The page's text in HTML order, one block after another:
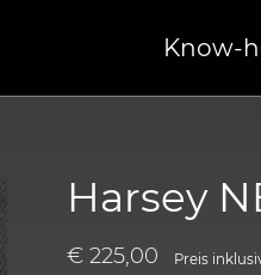
Know-
Harsey
€ 225,00 Preis